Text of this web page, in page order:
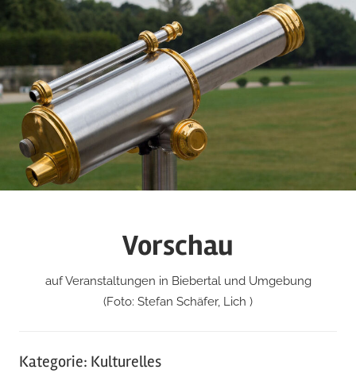
Zum
Inhalt
springen
Vorschau
auf Veranstaltungen in Biebertal und Umgebung
(Foto: Stefan Schäfer, Lich )
Kategorie: Kulturelles